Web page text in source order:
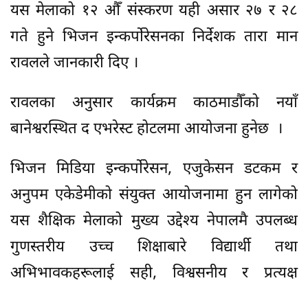
यस मेलाको १२ औँ संस्करण यही असार २७ र २८
गते हुने भिजन इन्कर्पोरेसनका निर्देशक तारा मान
रावलले जानकारी दिए ।
रावलका अनुसार कार्यक्रम काठमाडौँको नयाँ
बानेश्वरस्थित द एभरेस्ट होटलमा आयोजना हुनेछ ।
​भिजन मिडिया इन्कर्पोरेसन, एजुकेसन डटकम र
अनुपम एकेडेमीको संयुक्त आयोजनामा हुन लागेको
यस शैक्षिक मेलाको मुख्य उद्देश्य नेपालमै उपलब्ध
गुणस्तरीय उच्च शिक्षाबारे विद्यार्थी तथा
अभिभावकहरूलाई सही, विश्वसनीय र प्रत्यक्ष